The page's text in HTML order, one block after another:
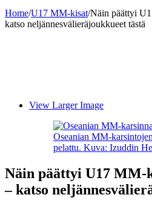
Home/U17 MM-kisat/Näin päättyi
katso neljännesvälieräjoukkueet tästä
View Larger Image
Oseanian MM-
pelattu. Kuva: Izuddin
Näin päättyi U17 MM-
– katso